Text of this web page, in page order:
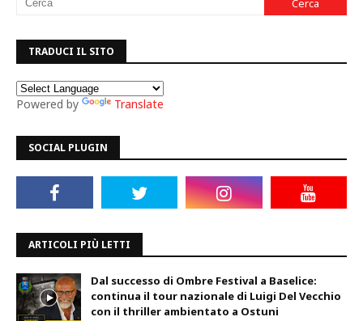
TRADUCI IL SITO
Powered by Translate
SOCIAL PLUGIN
ARTICOLI PIÙ LETTI
Dal successo di Ombre Festival a Baselice:
continua il tour nazionale di Luigi Del Vecchio
con il thriller ambientato a Ostuni